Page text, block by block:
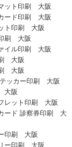
ット印刷 大阪
ード印刷 大阪
ト印刷 大阪
刷 大阪
イル印刷 大阪
大阪
大阪
ッカー印刷 大阪
大阪
レット印刷 大阪
ード 診察券印刷 大
印刷 大阪
ー印刷 大阪